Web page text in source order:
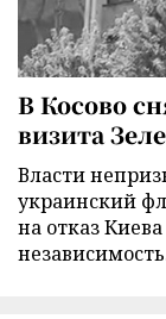
В Косово
визита
Власти
украинский
на отказ